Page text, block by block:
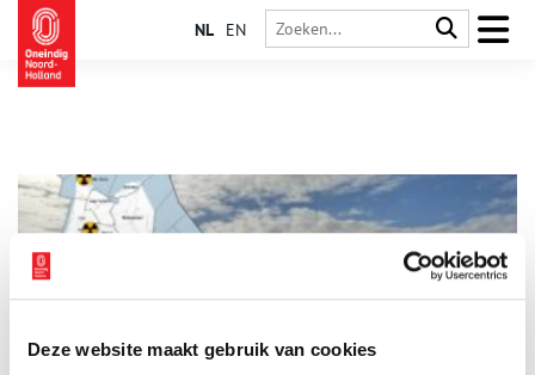
Deze website maakt gebruik van cookies
NL EN